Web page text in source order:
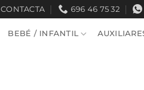
CONTACTA 696 46 75 32
BEBÉ / INFANTIL